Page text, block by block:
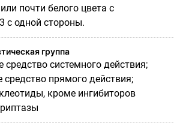
почти белого цвета с
с одной стороны.
группа
средство системного действия;
средство прямого действия;
кроме ингибиторов